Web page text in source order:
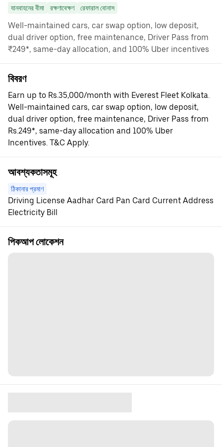
যানবাহনের বীমা রক্ষণাবেক্ষণ রেফারাল বোনাস
Well-maintained cars, car swap option, low deposit,
dual driver option, free maintenance, Driver Pass from
₹249*, same-day allocation, and 100% Uber incentives
বিবরণ
Earn up to Rs.35,000/month with Everest Fleet Kolkata.
Well-maintained cars, car swap option, low deposit,
dual driver option, free maintenance, Driver Pass from
Rs.249*, same-day allocation and 100% Uber
Incentives. T&C Apply.
আবশ্যকতাসমূহ
ঠিকানার প্রমাণ
Driving License Aadhar Card Pan Card Current Address
Electricity Bill
পিকআপ লোকেশন